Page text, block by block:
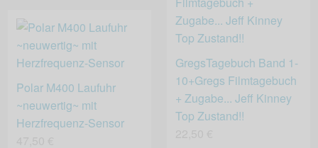
GregsTagebuch Band 1-
10+Gregs Filmtagebuch
+ Zugabe... Jeff Kinney
Top Zustand!!
Polar M400 Laufuhr
~neuwertig~ mit
Herzfrequenz-Sensor